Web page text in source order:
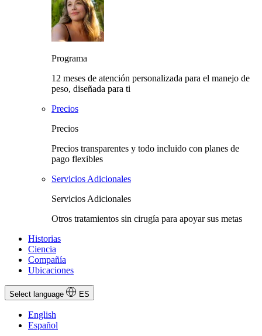
Programa
12 meses de atención personalizada para el manejo de
peso, diseñada para ti
Precios
Precios
Precios transparentes y todo incluido con planes de
pago flexibles
Servicios Adicionales
Servicios Adicionales
Otros tratamientos sin cirugía para apoyar sus metas
Historias
Ciencia
Compañía
Ubicaciones
Select language ES
English
Español